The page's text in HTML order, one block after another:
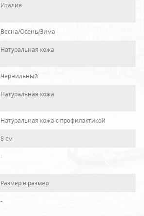
Италия
Весна/Осень/Зима
Натуральная кожа
Чернильный
Натуральная кожа
Натуральная кожа с профилактикой
8 см
-
Размер в размер
-